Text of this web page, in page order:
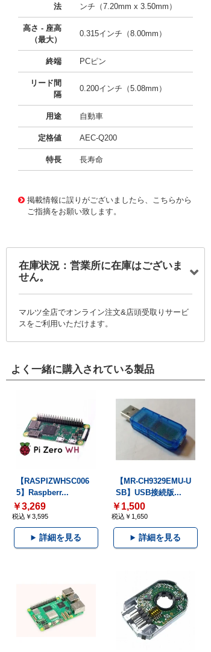
法
ンチ（7.20mm x 3.50mm）
高さ - 座高
（最大）
0.315インチ（8.00mm）
終端 PCピン
リード間
隔
0.200インチ（5.08mm）
用途 自動車
定格値 AEC-Q200
特長 長寿命
掲載情報に誤りがございましたら、こちらから
ご指摘をお願い致します。
在庫状況：営業所に在庫はございま
せん。
マルツ全店でオンライン注文&店頭受取りサービ
スをご利用いただけます。
よく一緒に購入されている製品
【RASPIZWHSC006
5】Raspberr...
￥3,269
税込￥3,595
詳細を見る
【MR-CH9329EMU-U
SB】USB接続版...
￥1,500
税込￥1,650
詳細を見る